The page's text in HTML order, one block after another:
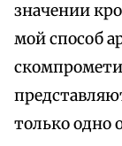
значении
мой способ
только одно